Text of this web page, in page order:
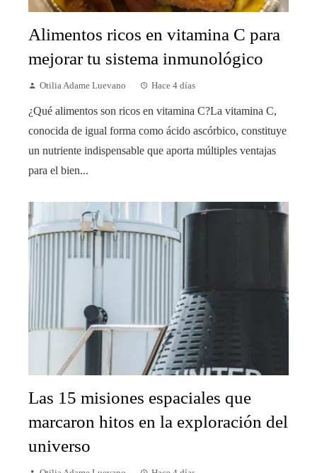
Alimentos ricos en vitamina C para
mejorar tu sistema inmunológico
Otilia Adame Luevano Hace 4 días
¿Qué alimentos son ricos en vitamina C?La vitamina C,
conocida de igual forma como ácido ascórbico, constituye
un nutriente indispensable que aporta múltiples ventajas
para el bien...
Las 15 misiones espaciales que
marcaron hitos en la exploración del
universo